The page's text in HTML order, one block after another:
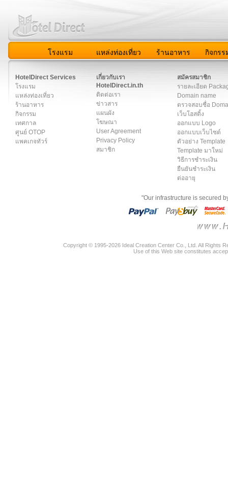
โรงแรม แหล่งท่องเที่ยว ร้านอาหาร กิจกรร
HotelDirect Services
โรงแรม
แหล่งท่องเที่ยว
ร้านอาหาร
กิจกรรม
เทศกาล
ศูนย์ OTOP
แพคเกจทัวร์
เกี่ยวกับเรา
HotelDirect.in.th
ติดต่อเรา
ข่าวสาร
แผนผัง
โฆษณา
User Agreement
Privacy Policy
สมาชิก
สมัครสมาชิก
รายละเอียด
Domain name
ตรวจสอบชื่อ
เว็บโฮสติ้ง
ออกแบบ Logo
ออกแบบเว็บไซต์
ตัวอย่าง Template
Template มาใหม่
วิธีการชำระเงิน
ยืนยันชำระเงิน
ต่ออายุ
"Our infrastructure is secured
Copyright © 1995-2026 Ideal Creation Center Co., Ltd. All Rights
Use of this Web site constitutes